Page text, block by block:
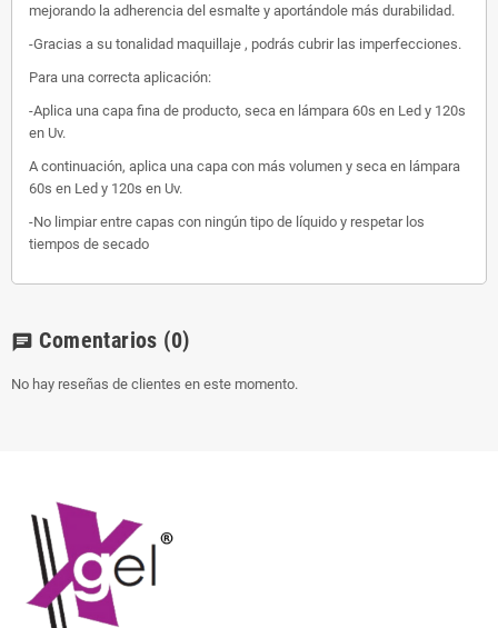
mejorando la adherencia del esmalte y aportándole más durabilidad.
-Gracias a su tonalidad maquillaje , podrás cubrir las imperfecciones.
Para una correcta aplicación:
-Aplica una capa fina de producto, seca en lámpara 60s en Led y 120s
en Uv.
A continuación, aplica una capa con más volumen y seca en lámpara
60s en Led y 120s en Uv.
-No limpiar entre capas con ningún tipo de líquido y respetar los
tiempos de secado
chat Comentarios (0)
No hay reseñas de clientes en este momento.